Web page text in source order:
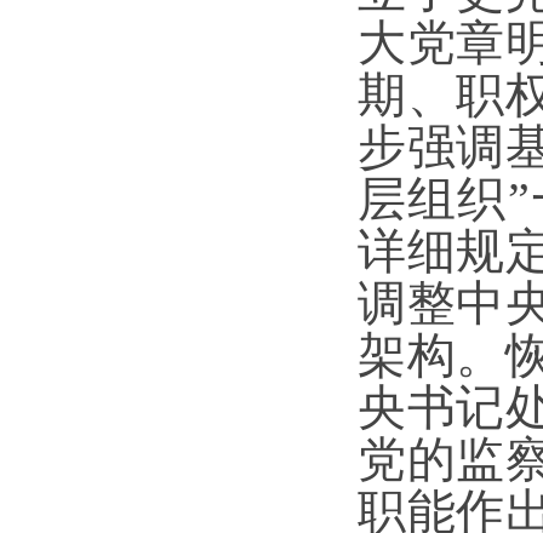
大党章
期、职
步强调
层组织
详细规
调整中
架构。
央书记
党的监
职能作